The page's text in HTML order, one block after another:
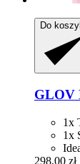
Do
GLOV
1x
1x
298,00 zł